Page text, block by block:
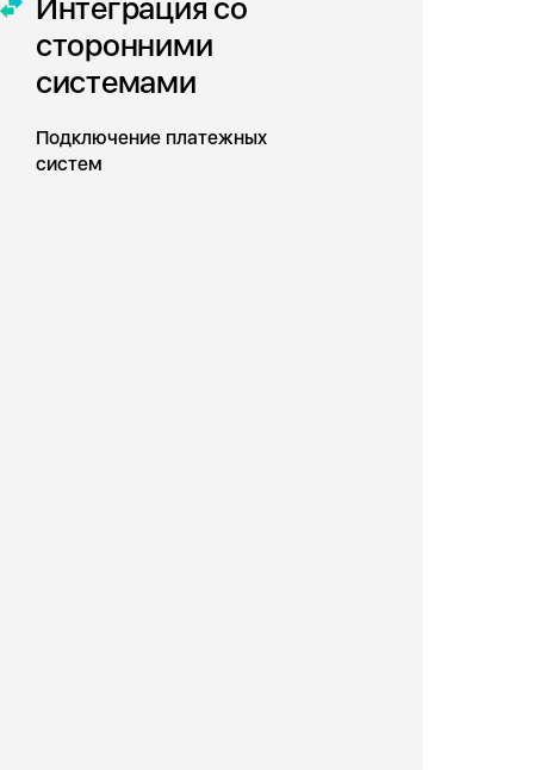
Интеграция со
сторонними
системами
Подключение платежных
систем